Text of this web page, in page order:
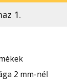
1.
2 mm-nél